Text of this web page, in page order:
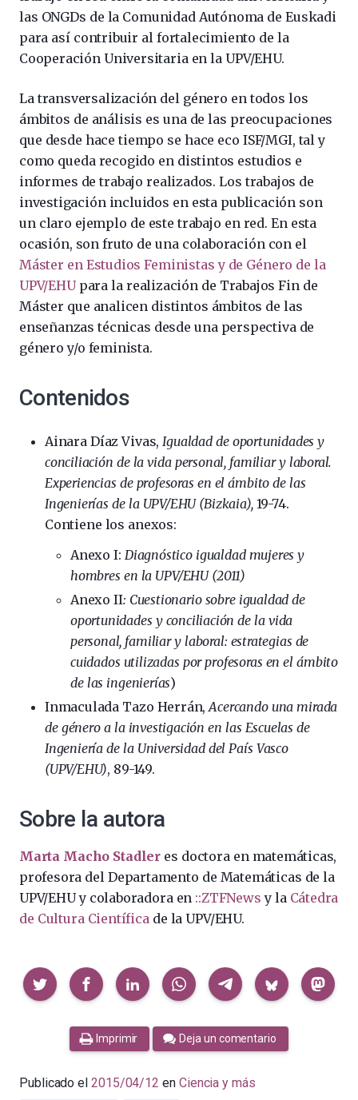
las ONGDs de la Comunidad Autónoma de Euskadi
para así contribuir al fortalecimiento de la
Cooperación Universitaria en la UPV/EHU.
La transversalización del género en todos los
ámbitos de análisis es una de las preocupaciones
que desde hace tiempo se hace eco ISF/MGI, tal y
como queda recogido en distintos estudios e
informes de trabajo realizados. Los trabajos de
investigación incluidos en esta publicación son
un claro ejemplo de este trabajo en red. En esta
ocasión, son fruto de una colaboración con el
Máster en Estudios Feministas y de Género de la
UPV/EHUpara la realización de Trabajos Fin de
Máster que analicen distintos ámbitos de las
enseñanzas técnicas desde una perspectiva de
género y/o feminista.
Contenidos
Ainara Díaz Vivas, Igualdad de oportunidades y
conciliación de la vida personal, familiar y laboral.
Experiencias de profesoras en el ámbito de las
Ingenierías de la UPV/EHU (Bizkaia), 19-74.
Contiene los anexos:
Anexo I: Diagnóstico igualdad mujeres y
hombres en la UPV/EHU (2011)
Anexo II: Cuestionario sobre igualdad de
oportunidades y conciliación de la vida
personal, familiar y laboral: estrategias de
cuidados utilizadas por profesoras en el ámbito
de las ingenierías)
Inmaculada Tazo Herrán,Acercando una mirada
de género a la investigación en las Escuelas de
Ingeniería de la Universidad del País Vasco
(UPV/EHU), 89-149.
Sobre la autora
Marta Macho Stadler es doctora en matemáticas,
profesora del Departamento de Matemáticas de la
UPV/EHU y colaboradora en ::ZTFNews y la Cátedra
de Cultura Científica de la UPV/EHU.
Compartir
Imprimir Deja un comentario
Publicado el 2015/04/12 en Ciencia y más